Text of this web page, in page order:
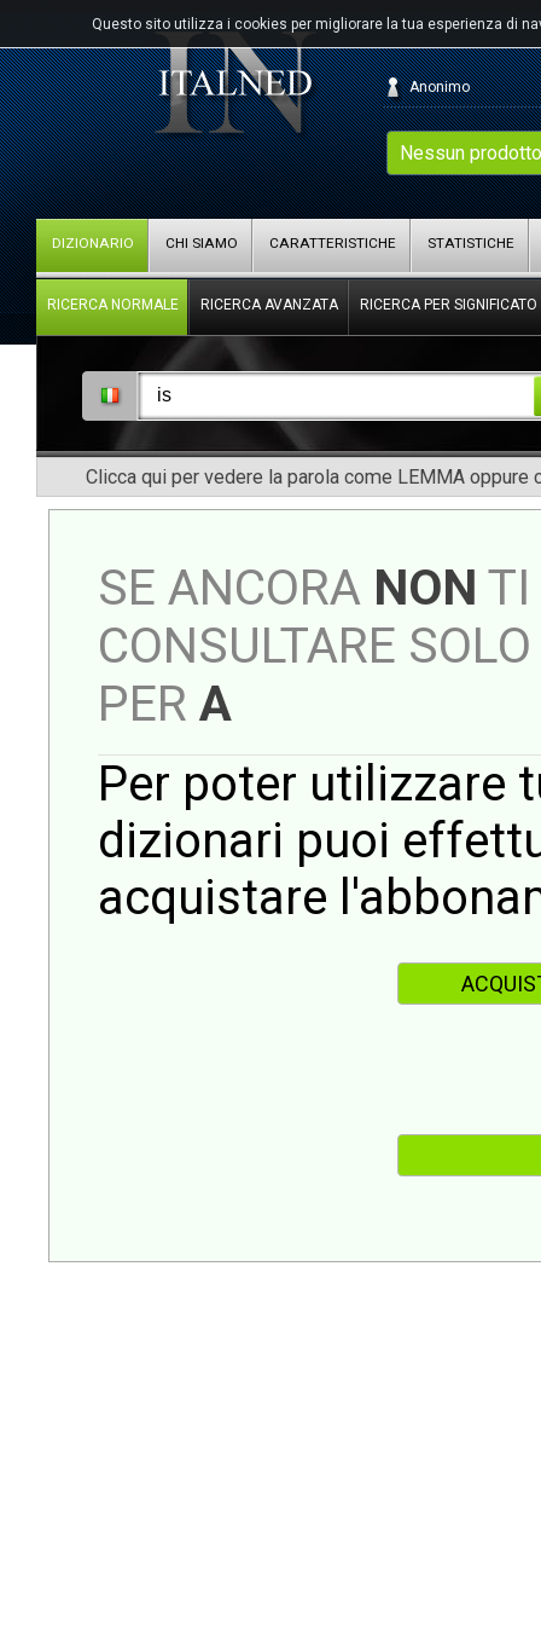
Questo sito utilizza i cookies per migliorare la tua esperienza di
Nessun
Anonimo
DIZIONARIO CHI SIAMO CARATTERISTICHE STATISTICHE
RICERCA NORMALE RICERCA AVANZATA RICERCA PER SIGNIFICATO
Clicca qui per vedere la parola come LEMMA oppure
SE ANCORA NON TI
CONSULTARE
PER A
Per poter utilizzare
dizionari puoi
acquistare